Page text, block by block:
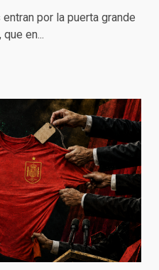
por la puerta grande
en...